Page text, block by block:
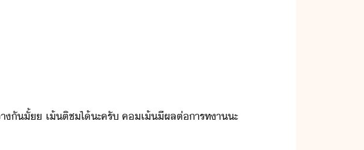
​ั้​ ​เ้​ติช​ไ้​ะ​ครั​ ​ค​เ้​ีผลต่​าร​ทา​ะ​